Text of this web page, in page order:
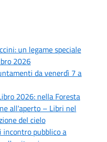
un legame speciale
2026
da venerdì 7 a
2026: nella Foresta
all'aperto – Libri nel
del cielo
incontro pubblico a